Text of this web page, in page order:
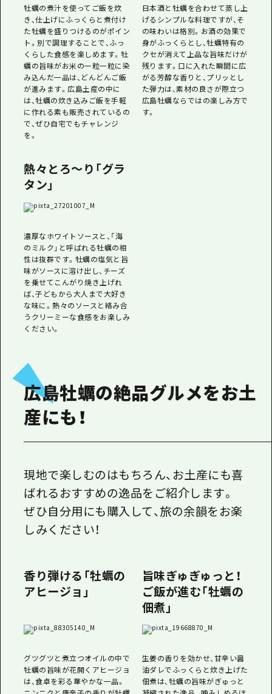
牡蠣の煮汁を使ってご飯を炊
き、仕上げにふっくらと煮付け
た牡蠣を盛りつけるのがポイン
ト。別で調理することで、ふっ
くらした食感を楽しめます。牡
蠣の旨味がお米の一粒一粒に染
み込んだ一品は、どんどんご飯
が進みます。広島土産の中に
は、牡蠣の炊き込みご飯を手軽
に作れる素も販売されているの
で、ぜひ自宅でもチャレンジ
を。
日本酒と牡蠣を合わせて蒸し上
げるシンプルな料理ですが、そ
の味わいは格別。お酒の効果で
身がふっくらとし、牡蠣特有の
クセが消えて上品な旨味だけが
残ります。口に入れた瞬間に広
がる芳醇な香りと、プリッとし
た弾力は、素材の良さが際立つ
広島牡蠣ならではの楽しみ方で
す。
熱々とろ～り「グラ
タン」
濃厚なホワイトソースと、「海
のミルク」と呼ばれる牡蠣の相
性は抜群です。牡蠣の塩気と旨
味がソースに溶け出し、チーズ
を乗せてこんがり焼き上げれ
ば、子どもから大人まで大好き
な味に。熱々のソースと絡み合
うクリーミーな食感をお楽しみ
ください。
広島牡蠣の絶品グルメをお土
産にも！
現地で楽しむのはもちろん、お土産にも喜
ばれるおすすめの逸品をご紹介します。
ぜひ自分用にも購入して、旅の余韻をお楽
しみください！
香り弾ける「牡蠣の
アヒージョ」
グツグツと煮立つオイルの中で
牡蠣の旨味が花開くアヒージョ
は、食卓を彩る華やかな一品。
旨味ぎゅぎゅっと！
ご飯が進む「牡蠣の
佃煮」
生姜の香りを効かせ、甘辛い醤
油ダレでふっくらと炊き上げた
佃煮は、牡蠣の旨味がぎゅっと